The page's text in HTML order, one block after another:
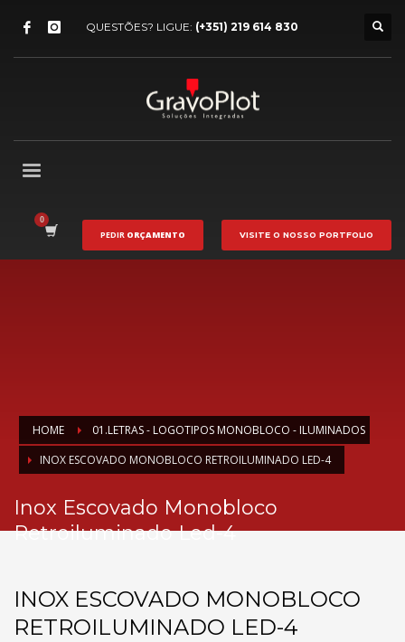
QUESTÕES? LIGUE: (+351) 219 614 830
PEDIR ORÇAMENTO VISITE O NOSSO PORTFOLIO
HOME
01.LETRAS - LOGOTIPOS MONOBLOCO - ILUMINADOS
INOX ESCOVADO MONOBLOCO RETROILUMINADO LED-4
Inox Escovado Monobloco
Retroiluminado Led-4
INOX ESCOVADO MONOBLOCO
RETROILUMINADO LED-4